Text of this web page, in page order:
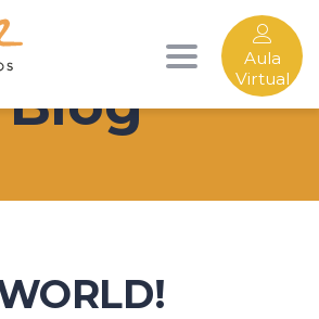
Toggle
Aula
Virtual
Blog